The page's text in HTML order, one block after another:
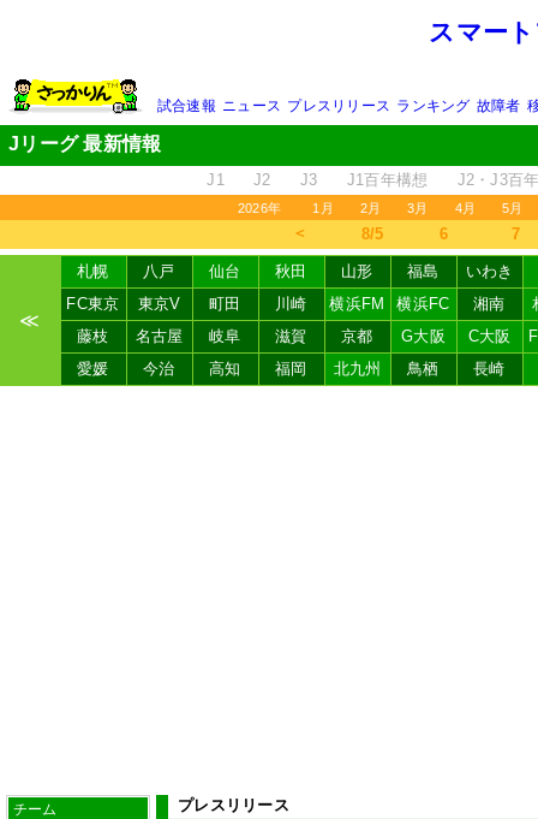
スマー
試合速報 ニュース プレスリリース ランキング 故障者
Jリーグ 最新情報
J1 J2 J3 J1百年構想 J2・J3百
2026年 1月 2月 3月 4月 5月
＜ 8/5 6 7
≪
札幌 八戸 仙台 秋田 山形 福島
いわき
FC東京
東京V 町田 川崎 横浜FM 横浜FC 湘南
藤枝
名古屋 岐阜 滋賀 京都 G大阪 C大阪
愛媛
今治 高知 福岡 北九州 鳥栖 長崎
チーム プレスリリース